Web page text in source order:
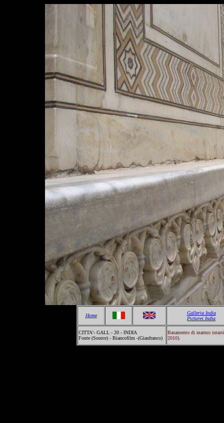
Home
Galleria India
Pictures India
CITTA'- GALL - 20 - INDIA
Fonte (Source) - Biancofilm -(Gianfranco)
Basamento di marmo
2010).